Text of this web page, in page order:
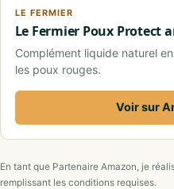
LE FERMIER
Le Fermier Poux Protect
Complément liquide naturel
les poux rouges.
Voir sur
En tant que Partenaire Amazon, je
remplissant les conditions requises.